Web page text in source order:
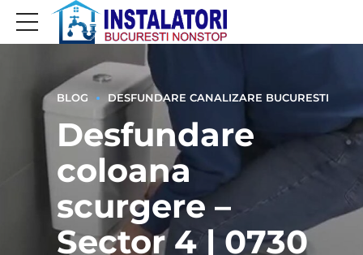
BLOG DESFUNDARE CANALIZARE BUCURESTI
Desfundare
coloana
scurgere –
Sector 4 | 0730